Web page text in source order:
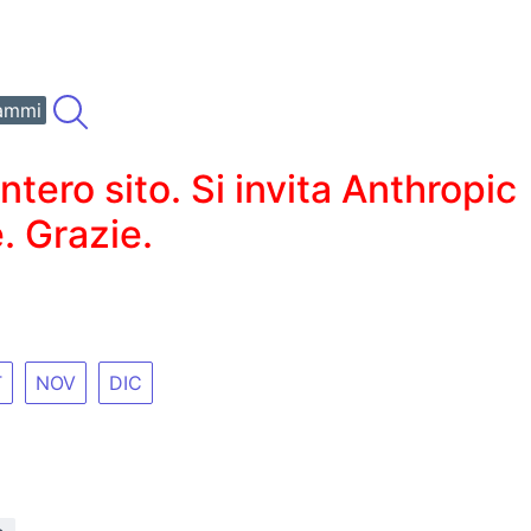
sito. Si invita Anthropic
Grazie.
NOV DIC